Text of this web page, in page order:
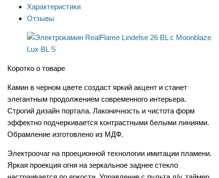
Характеристики
Отзывы
Коротко о товаре
Камин в черном цвете создаст яркий акцент и станет
элегантным продолжением современного интерьера.
Строгий дизайн портала. Лаконичность и чистота форм
эффектно подчеркивается контрастными белыми линиями.
Обрамление изготовлено из МДФ.
Электроочаг на проеционной технологии имитации пламени.
Яркая проекция огня на зеркальное заднее стекло